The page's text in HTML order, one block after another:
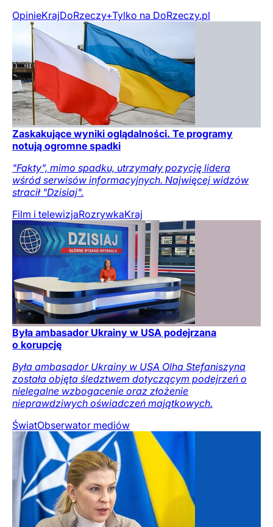
OpinieKrajDoRzeczy+Tylko na DoRzeczy.pl
Zaskakujące wyniki oglądalności. Te programy
notują ogromne spadki
"Fakty", mimo spadku, utrzymały pozycję lidera
wśród serwisów informacyjnych. Najwięcej widzów
stracił "Dzisiaj".
Film i telewizjaRozrywkaKraj
Była ambasador Ukrainy w USA podejrzana
o korupcję
Była ambasador Ukrainy w USA Olha Stefaniszyna
została objęta śledztwem dotyczącym podejrzeń o
nielegalne wzbogacenie oraz złożenie
nieprawdziwych oświadczeń majątkowych.
ŚwiatObserwator mediów